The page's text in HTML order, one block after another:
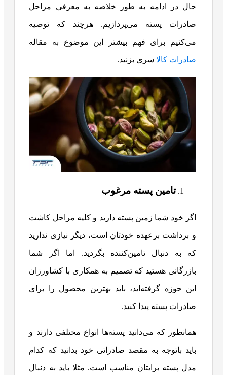
حال در ادامه به طور خلاصه به معرفی مراحل
صادرات پسته می‌پردازیم. هرچند که توصیه
می‌کنیم برای فهم بیشتر این موضوع به مقاله
صادرات کالا سری بزنید.
تامین پسته مرغوب
اگر خود شما زمین پسته دارید و کلیه مراحل کاشت
و برداشت برعهده خودتان است، دیگر نیازی ندارید
که به دنبال تامین‌کننده بگردید. اما اگر شما
بازرگانی هستید که تصمیم به همکاری با کشاورزان
این حوزه گرفته‌اید، باید بهترین محصول را برای
صادرات پسته پیدا کنید.
همانطور که می‌دانید پسته‌ها انواع مختلفی دارند و
باید باتوجه به مقصد صادراتی خود بدانید که کدام
مدل پسته برایتان مناسب است. مثلا باید به دنبال